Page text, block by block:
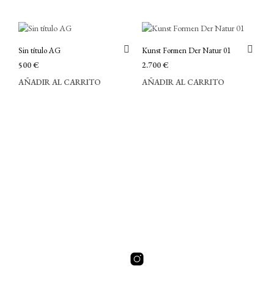
Sin título AG
500€
AÑADIR AL CARRITO
Kunst Formen Der Natur 01
2.700€
AÑADIR AL CARRITO